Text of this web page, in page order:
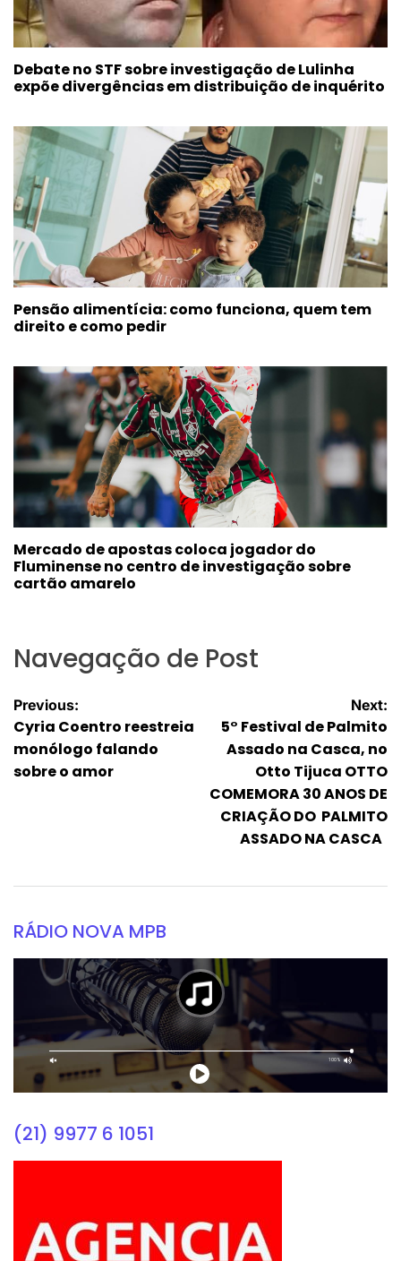
Debate no STF sobre investigação de Lulinha
expõe divergências em distribuição de inquérito
Pensão alimentícia: como funciona, quem tem
direito e como pedir
Mercado de apostas coloca jogador do
Fluminense no centro de investigação sobre
cartão amarelo
Navegação de Post
Previous:
Cyria Coentro reestreia
monólogo falando
sobre o amor
Next:
5° Festival de Palmito
Assado na Casca, no
Otto Tijuca OTTO
COMEMORA 30 ANOS DE
CRIAÇÃO DO PALMITO
ASSADO NA CASCA
RÁDIO NOVA MPB
(21) 9977 6 1051